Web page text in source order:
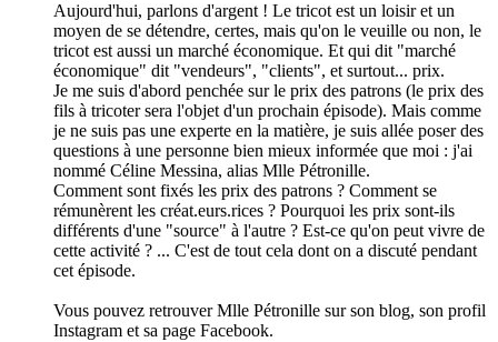
Aujourd'hui, parlons d'argent ! Le tricot est un loisir et un
moyen de se détendre, certes, mais qu'on le veuille ou non, le
tricot est aussi un marché économique. Et qui dit "marché
économique" dit "vendeurs", "clients", et surtout... prix.
Je me suis d'abord penchée sur le prix des patrons (le prix des
fils à tricoter sera l'objet d'un prochain épisode). Mais comme
je ne suis pas une experte en la matière, je suis allée poser des
questions à une personne bien mieux informée que moi : j'ai
nommé Céline Messina, alias Mlle Pétronille.
Comment sont fixés les prix des patrons ? Comment se
rémunèrent les créat.eurs.rices ? Pourquoi les prix sont-ils
différents d'une "source" à l'autre ? Est-ce qu'on peut vivre de
cette activité ? ... C'est de tout cela dont on a discuté pendant
cet épisode.
Vous pouvez retrouver Mlle Pétronille sur son blog, son profil
Instagram et sa page Facebook.